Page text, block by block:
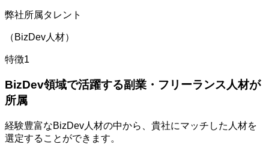
弊社所属タレント
（BizDev人材）
特徴1
BizDev領域で活躍する副業・フリーランス人材が
所属
経験豊富なBizDev人材の中から、貴社にマッチした人材を
選定することができます。